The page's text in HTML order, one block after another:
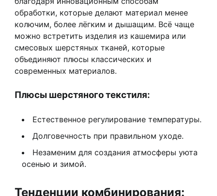
обработки, которые делают материал менее
колючим, более лёгким и дышащим. Всё чаще
можно встретить изделия из кашемира или
смесовых шерстяных тканей, которые
объединяют плюсы классических и
современных материалов.
Плюсы шерстяного текстиля:
Естественное регулирование температуры.
Долговечность при правильном уходе.
Незаменим для создания атмосферы уюта
осенью и зимой.
Тенденции комбинирования: